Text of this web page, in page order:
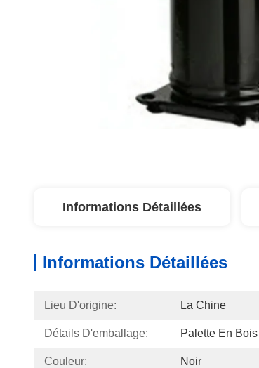
Informations Détaillées
Informations Détaillées
Lieu D'origine: La Chine
Détails D'emballage: Palette En Bois
Couleur: Noir